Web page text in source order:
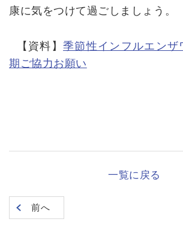
康に気をつけて過ごしましょう。
【資料】季節性インフルエンザ
期ご協力お願い
前へ
一覧に戻る